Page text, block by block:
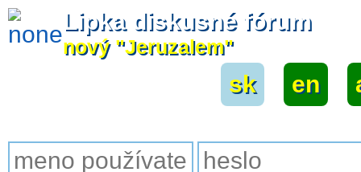
Lipka diskusné fórum
nový "Jeruzalem"
sk en